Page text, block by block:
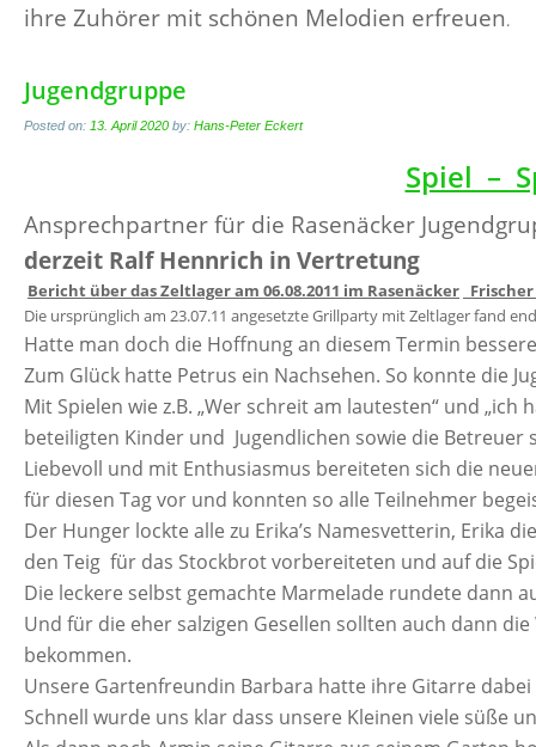
ihre Zuhörer mit schönen Melodien erfreuen.
Jugendgruppe
Posted on: 13. April 2020 by: Hans-Peter Eckert
Spiel –
Ansprechpartner für die Rasenäcker
derzeit Ralf Hennrich in Vertretung
Bericht über das Zeltlager am 06.08.2011 im Rasenäcker
Die ursprünglich am 23.07.11 angesetzte Grillparty mit Zeltlager fand
Hatte man doch die Hoffnung an diesem Termin
Zum Glück hatte Petrus ein Nachsehen. So konnte die
Mit Spielen wie z.B. „Wer schreit am lautesten“ und „ich
beteiligten Kinder und Jugendlichen sowie die Betreuer
Liebevoll und mit Enthusiasmus bereiteten sich die
für diesen Tag vor und konnten so alle Teilnehmer
Der Hunger lockte alle zu Erika’s Namesvetterin, Erika
den Teig für das Stockbrot vorbereiteten und auf die
Die leckere selbst gemachte Marmelade rundete dann
Und für die eher salzigen Gesellen sollten auch dann
bekommen.
Unsere Gartenfreundin Barbara hatte ihre Gitarre
Schnell wurde uns klar dass unsere Kleinen viele süße